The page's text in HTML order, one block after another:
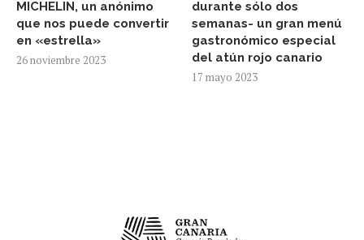
MICHELIN, un anónimo
que nos puede convertir
en «estrella»
26 noviembre 2023
durante sólo dos
semanas- un gran menú
gastronómico especial
del atún rojo canario
17 mayo 2023